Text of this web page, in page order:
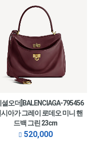
셜오더]BALENCIAGA-795456
아가 그레이 로데오 미니 핸
드백 그린 23cm
520,000